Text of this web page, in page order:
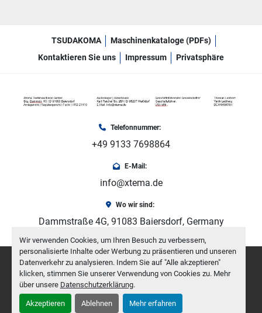
Wir verwenden Cookies, um Ihren Besuch zu verbessern,
personalisierte Inhalte oder Werbung zu präsentieren und unseren
Datenverkehr zu analysieren. Indem Sie auf "Alle akzeptieren"
klicken, stimmen Sie unserer Verwendung von Cookies zu. Mehr
über unsere Datenschutzerklärung.
Akzeptieren Ablehnen Mehr erfahren
TSUDAKOMA
Maschinenkataloge (PDFs)
Kontaktieren Sie uns
Impressum Privatsphäre
Telefonnummer:
+49 9133 7698864
E-Mail:
info@xtema.de
Wo wir sind:
Dammstraße 4G, 91083 Baiersdorf, Germany
Cookie-Einstellungen
Machinio System-Website von
facebook
youtubeinstagram